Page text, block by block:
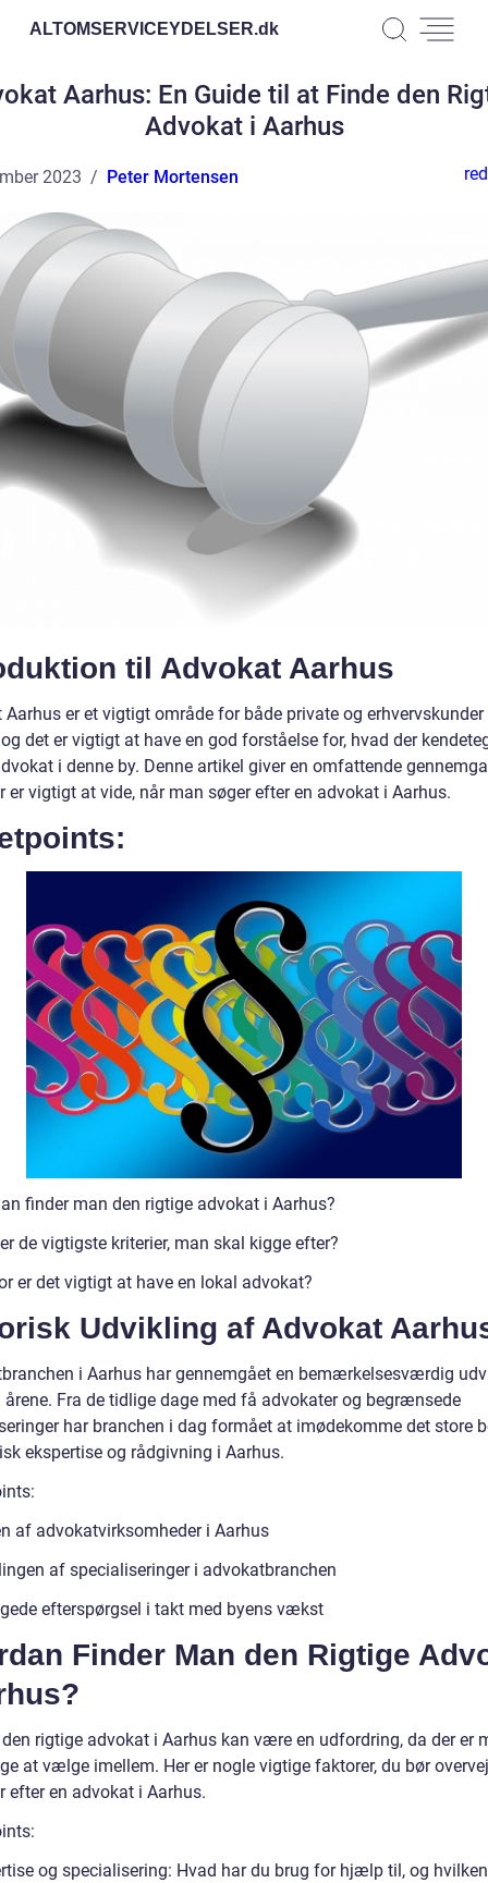
ALTOMSERVICEYDELSER.dk
Aarhus: En Guide til at Finde den
Advokat i Aarhus
2023 Peter Mortensen
til Advokat Aarhus
Aarhus er et vigtigt område for både private og erhvervskunder
det er vigtigt at have en god forståelse for, hvad der
i denne by. Denne artikel giver en omfattende
er vigtigt at vide, når man søger efter en advokat i Aarhus.
finder man den rigtige advokat i Aarhus?
de vigtigste kriterier, man skal kigge efter?
er det vigtigt at have en lokal advokat?
Udvikling af Advokat
i Aarhus har gennemgået en bemærkelsesværdig
årene. Fra de tidlige dage med få advokater og begrænsede
har branchen i dag formået at imødekomme det store
ekspertise og rådgivning i Aarhus.
af advokatvirksomheder i Aarhus
af specialiseringer i advokatbranchen
efterspørgsel i takt med byens vækst
Finder Man den Rigtige
rigtige advokat i Aarhus kan være en udfordring, da der er
at vælge imellem. Her er nogle vigtige faktorer, du bør
efter en advokat i Aarhus.
og specialisering: Hvad har du brug for hjælp til, og